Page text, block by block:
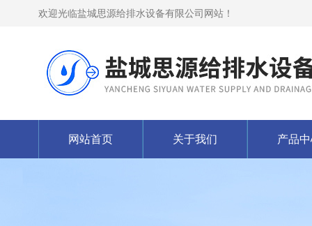
欢迎光临盐城思源给排水设备有限公司网站！
网站首页 关于我们 产品